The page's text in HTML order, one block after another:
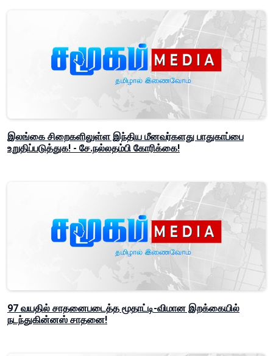
இலங்கை சிறைகளிலுள்ள இந்திய மீனவர்களது பாதுகாப்பை
உறுதிப்படுத்துக! - சே.நல்லதம்பி கோரிக்கை!
97 வயதில் சாதனைபடைத்த மூதாட்டி-விமான இறக்கையில்
நடந்துகின்னஸ் சாதனை!